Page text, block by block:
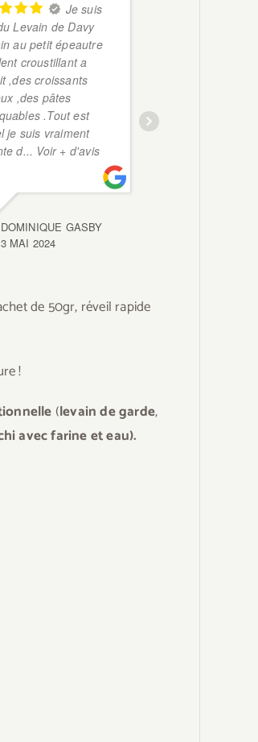
Je suis
Levain de Davy
au petit épeautre
croustillant a
,des croissants
,des pâtes
.Tout est
je suis vraiment
d... Voir + d'avis
DOMINIQUE GASBY
3 MAI 2024
de 50gr, réveil rapide
!
(levain de garde,
avec farine et eau).